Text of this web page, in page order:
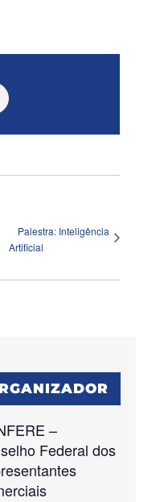
Pinterest
Palestra: Inteligência
Artificial
–
Federal dos